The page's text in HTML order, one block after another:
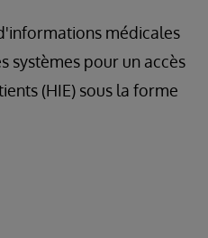
médicales
systèmes pour un accès
(HIE) sous la forme